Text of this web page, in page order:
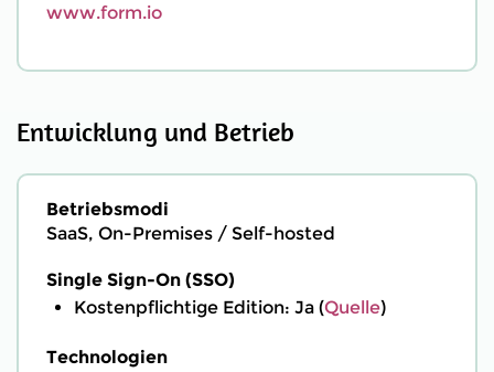
www.form.io
Entwicklung und Betrieb
Betriebsmodi
SaaS, On-Premises / Self-hosted
Single Sign-On (SSO)
Kostenpflichtige Edition: Ja (Quelle)
Technologien